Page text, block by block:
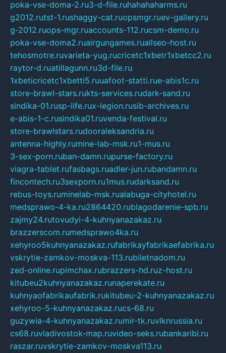
poka-vse-doma-2.ru3-d-file.ruhahahaharms.ru
g2012.rutst-1.rushaggy-cat.ruopsmgr.ruev-gallery.ru
g-2012.ruops-mgr.ruaccounts-112.rucsm-demo.ru
poka-vse-doma2.ruairgungames.ruallseo-host.ru
tehosmotre.ruvarieta-yug.rucricetc1xbetr1xbetcc2.ru
raytor-d.ruatillagunn.ru3d-file.ru
1xbeticricetc1xbetti5.ruuafoot-statti.rue-abis1c.ru
store-brawl-stars.rukts-services.rudark-sand.ru
sindika-01.rusp-life.rux-legion.rusib-archives.ru
e-abis-1-c.rusindika01.ruvenda-festival.ru
store-brawlstars.rudooraleksandria.ru
antenna-highly.rumine-lab-msk.ru1-mus.ru
3-sex-porn.ruban-damn.rupurse-factory.ru
viagra-tablet.rufasbags.ruadler-jun.rubandamn.ru
fincontech.ru3sexporn.ru1mus.rudarksand.ru
rebus-toys.ruminelab-msk.rualabuga-cityhotel.ru
medsprawo-4-ka.ru2864420.rublagodarenie-spb.ru
zajmy24.rutovudyi-4-kuhnyanazakaz.ru
brazzerscom.rumedsprawo4ka.ru
xehyroo5kuhnyanazakaz.rufabrikayfabrikaefabrika.ru
vskrytie-zamkov-moskva-113.rubiletnadom.ru
zed-online.rupimchax.rubrazzers-hd.ruz-host.ru
kitubeu2kuhnyanazakaz.runaperekate.ru
kuhnyaofabrikaufabrik.rukitubeu-2-kuhnyanazakaz.ru
xehyroo-5-kuhnyanazakaz.rucs-68.ru
guzywia-4-kuhnyanazakaz.rumir-tk.ruvlknrussia.ru
cs68.ruvladivostok-map.ruvideo-seks.rubankaribi.ru
raszar.ruvskrytie-zamkov-moskva113.ru